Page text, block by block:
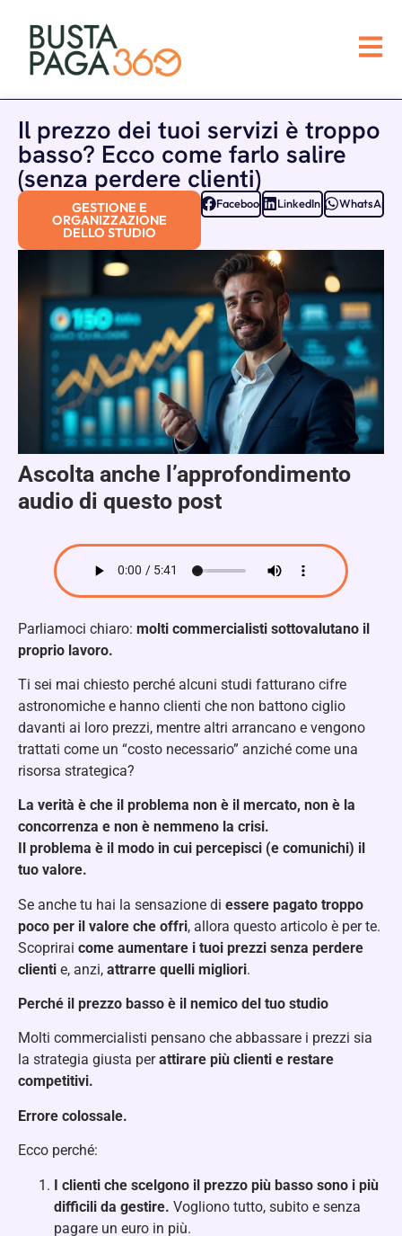
Il prezzo dei tuoi servizi è troppo
basso? Ecco come farlo salire
(senza perdere clienti)
GESTIONE E
ORGANIZZAZIONE
DELLO STUDIO
Facebook LinkedIn WhatsApp
Ascolta anche l’approfondimento
audio di questo post
Parliamoci chiaro: molti commercialisti sottovalutano il
proprio lavoro.
Ti sei mai chiesto perché alcuni studi fatturano cifre
astronomiche e hanno clienti che non battono ciglio
davanti ai loro prezzi, mentre altri arrancano e vengono
trattati come un “costo necessario” anziché come una
risorsa strategica?
La verità è che il problema non è il mercato, non è la
concorrenza e non è nemmeno la crisi.
Il problema è il modo in cui percepisci (e comunichi) il
tuo valore.
Se anche tu hai la sensazione di essere pagato troppo
poco per il valore che offri, allora questo articolo è per te.
Scoprirai come aumentare i tuoi prezzi senza perdere
clienti e, anzi, attrarre quelli migliori.
Perché il prezzo basso è il nemico del tuo studio
Molti commercialisti pensano che abbassare i prezzi sia
la strategia giusta perattirare più clienti e restare
competitivi.
Errore colossale.
Ecco perché:
I clienti che scelgono il prezzo più basso sono i più
difficili da gestire. Vogliono tutto, subito e senza
pagare un euro in più.